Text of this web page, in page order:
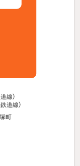
線）
道線）
町